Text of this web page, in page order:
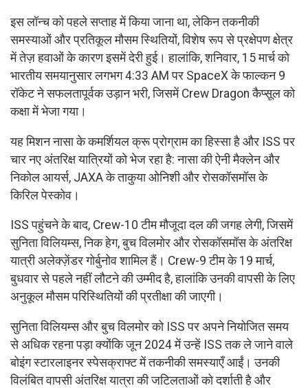
इस लॉन्च को पहले सप्ताह में किया जाना था, लेकिन तकनीकी
समस्याओं और प्रतिकूल मौसम स्थितियों, विशेष रूप से प्रक्षेपण क्षेत्र
में तेज़ हवाओं के कारण इसमें देरी हुई। हालांकि, शनिवार, 15 मार्च को
भारतीय समयानुसार लगभग 4:33 AM पर SpaceX के फाल्कन 9
रॉकेट ने सफलतापूर्वक उड़ान भरी, जिसमें Crew Dragon कैप्सूल को
कक्षा में भेजा गया।
यह मिशन नासा के कमर्शियल क्रू प्रोग्राम का हिस्सा है और ISS पर
चार नए अंतरिक्ष यात्रियों को भेज रहा है: नासा की ऐनी मैक्लेन और
निकोल आयर्स, JAXA के ताकुया ओनिशी और रोसकॉसमॉस के
किरिल पेस्कोव।
ISS पहुंचने के बाद, Crew-10 टीम मौजूदा दल की जगह लेगी, जिसमें
सुनिता विलियम्स, निक हेग, बुच विलमोर और रोसकॉसमॉस के अंतरिक्ष
यात्री अलेक्ज़ेंडर गोर्बुनोव शामिल हैं। Crew-9 टीम के 19 मार्च,
बुधवार से पहले नहीं लौटने की उम्मीद है, हालांकि उनकी वापसी के लिए
अनुकूल मौसम परिस्थितियों की प्रतीक्षा की जाएगी।
सुनिता विलियम्स और बुच विलमोर को ISS पर अपने नियोजित समय
से अधिक रहना पड़ा क्योंकि जून 2024 में उन्हें ISS तक ले जाने वाले
बोइंग स्टारलाइनर स्पेसक्राफ्ट में तकनीकी समस्याएँ आईं। उनकी
विलंबित वापसी अंतरिक्ष यात्रा की जटिलताओं को दर्शाती है और